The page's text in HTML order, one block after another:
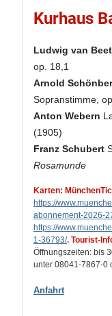
Kurhaus
Ludwig van
op. 18,1
Arnold
Sopranstimme,
Anton Webern
(1905)
Franz Schubert
Rosamunde
Karten:
https://
abonnement-2026-
https://
1-36793/. Tourist-
Öffnungszeiten: bis
unter 08041-7867-0
Anfahrt